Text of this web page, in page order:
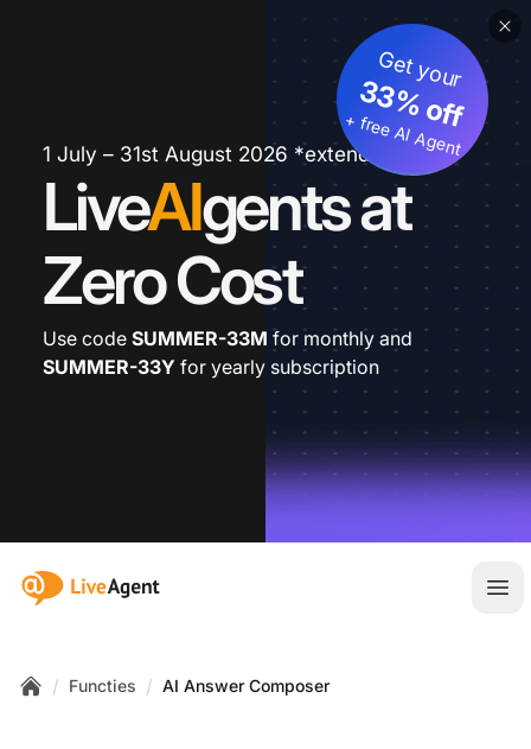
1 July – 31st August 2026 *extended
LiveAIgents at
Zero Cost
Get your
33% off
+ free AI Agent
Use code SUMMER-33M for monthly and
SUMMER-33Y for yearly subscription
:site.title
/ Functies / AI Answer Composer